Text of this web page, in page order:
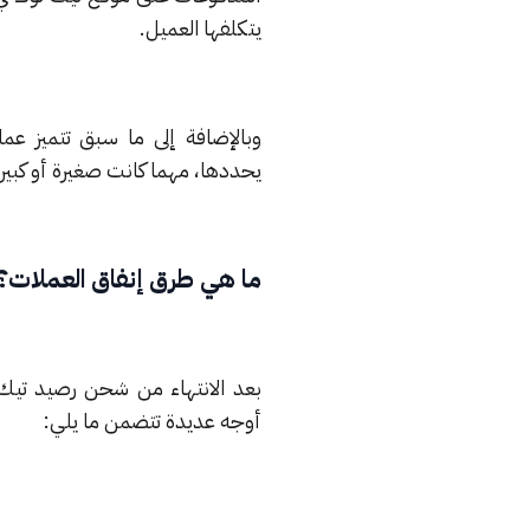
يتكلفها العميل.
وبالإضافة إلى ما سبق تتميز
يحددها، مهما كانت صغيرة أو
ما هي طرق إنفاق
أوجه عديدة تتضمن ما يلي: